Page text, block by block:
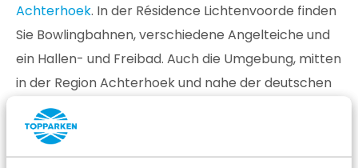
Achterhoek. In der Résidence Lichtenvoorde finden
Sie Bowlingbahnen, verschiedene Angelteiche und
ein Hallen- und Freibad. Auch die Umgebung, mitten
in der Region Achterhoek und nahe der deutschen
Grenze, ist eine Entdeckung wert. Lernen Sie die
atemberaubende Landschaft kennen, besuchen Sie
eines der vielen Schlösser oder gehen Sie mit den